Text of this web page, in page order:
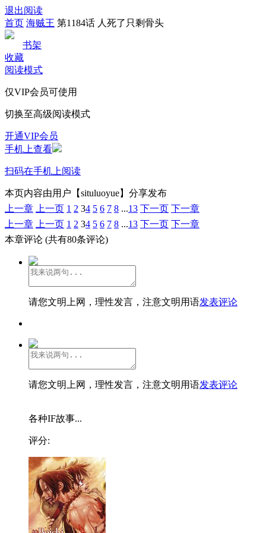
退出阅读
首页 海贼王 第1184话 人死了只剩骨头
书架
收藏
阅读模式
仅VIP会员可使用
切换至高级阅读模式
开通VIP会员
手机上查看
扫码在手机上阅读
本页内容由用户【situluoyue】分享发布
上一章
上一页 1 2 34 5 6 7 8 ...13 下一页 下一章
上一章
上一页 1 2 34 5 6 7 8 ...13 下一页 下一章
本章评论 (共有80条评论)
请您文明上网，理性发言，注意文明用语发表评论
请您文明上网，理性发言，注意文明用语发表评论
各种IF故事...
评分: